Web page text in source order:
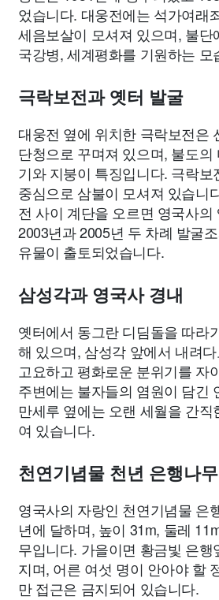
었습니다. 대웅전에는 석가여래
세음보살이 모셔져 있으며, 불
국강병, 세계평화를 기원하는
극락보전과 옛터 발굴
대웅전 옆에 위치한 극락보전은
단청으로 꾸며져 있으며, 불도의
기와 지붕이 특징입니다. 극락
중심으로 삼불이 모셔져 있습니
전 사이 계단을 오르면 영국사의
2003년과 2005년 두 차례 발굴
유물이 출토되었습니다.
삼성각과 영국사 경내
옛터에서 동그란 디딤돌을 따라
해 있으며, 삼성각 앞에서 내려
고요하고 평화로운 분위기를 자
주변에는 불자들의 염원이 담긴
만세루 옆에는 오랜 세월을 간
여 있습니다.
천연기념물 천년 은행나무
영국사의 자랑인 천연기념물 은
년에 달하며, 높이 31m, 둘레
무입니다. 가을이면 황금빛 은행
지며, 어른 여섯 명이 안아야 할
만 접근은 금지되어 있습니다.